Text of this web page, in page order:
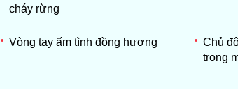
cháy rừng
Vòng tay ấm tình đồng hương
Chủ
trong